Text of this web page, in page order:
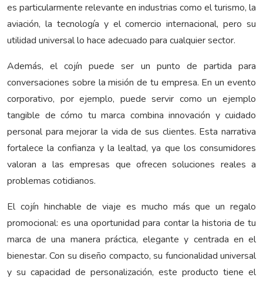
es particularmente relevante en industrias como el turismo, la
aviación, la tecnología y el comercio internacional, pero su
utilidad universal lo hace adecuado para cualquier sector.
Además, el cojín puede ser un punto de partida para
conversaciones sobre la misión de tu empresa. En un evento
corporativo, por ejemplo, puede servir como un ejemplo
tangible de cómo tu marca combina innovación y cuidado
personal para mejorar la vida de sus clientes. Esta narrativa
fortalece la confianza y la lealtad, ya que los consumidores
valoran a las empresas que ofrecen soluciones reales a
problemas cotidianos.
El cojín hinchable de viaje es mucho más que un regalo
promocional: es una oportunidad para contar la historia de tu
marca de una manera práctica, elegante y centrada en el
bienestar. Con su diseño compacto, su funcionalidad universal
y su capacidad de personalización, este producto tiene el